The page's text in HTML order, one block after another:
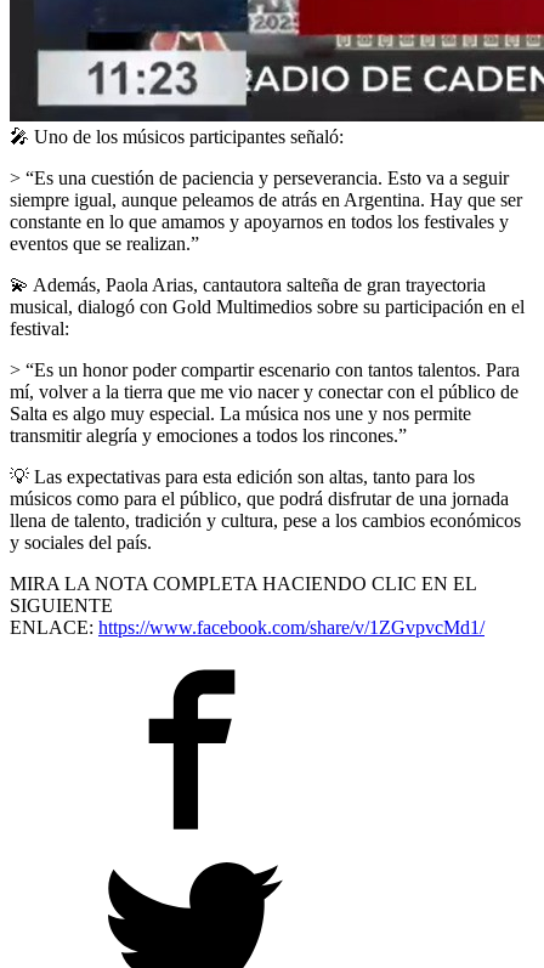
🎤 Uno de los músicos participantes señaló:
> “Es una cuestión de paciencia y perseverancia. Esto va a seguir
siempre igual, aunque peleamos de atrás en Argentina. Hay que ser
constante en lo que amamos y apoyarnos en todos los festivales y
eventos que se realizan.”
💫 Además, Paola Arias, cantautora salteña de gran trayectoria
musical, dialogó con Gold Multimedios sobre su participación en el
festival:
> “Es un honor poder compartir escenario con tantos talentos. Para
mí, volver a la tierra que me vio nacer y conectar con el público de
Salta es algo muy especial. La música nos une y nos permite
transmitir alegría y emociones a todos los rincones.”
💡 Las expectativas para esta edición son altas, tanto para los
músicos como para el público, que podrá disfrutar de una jornada
llena de talento, tradición y cultura, pese a los cambios económicos
y sociales del país.
MIRA LA NOTA COMPLETA HACIENDO CLIC EN EL
SIGUIENTE
ENLACE: https://www.facebook.com/share/v/1ZGvpvcMd1/